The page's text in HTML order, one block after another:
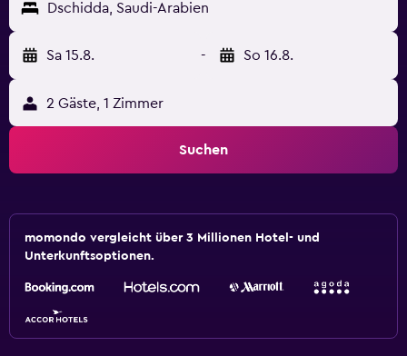
Dschidda, Saudi-Arabien
Sa 15.8. - So 16.8.
2 Gäste, 1 Zimmer
Suchen
momondo vergleicht über 3 Millionen Hotel- und
Unterkunftsoptionen.